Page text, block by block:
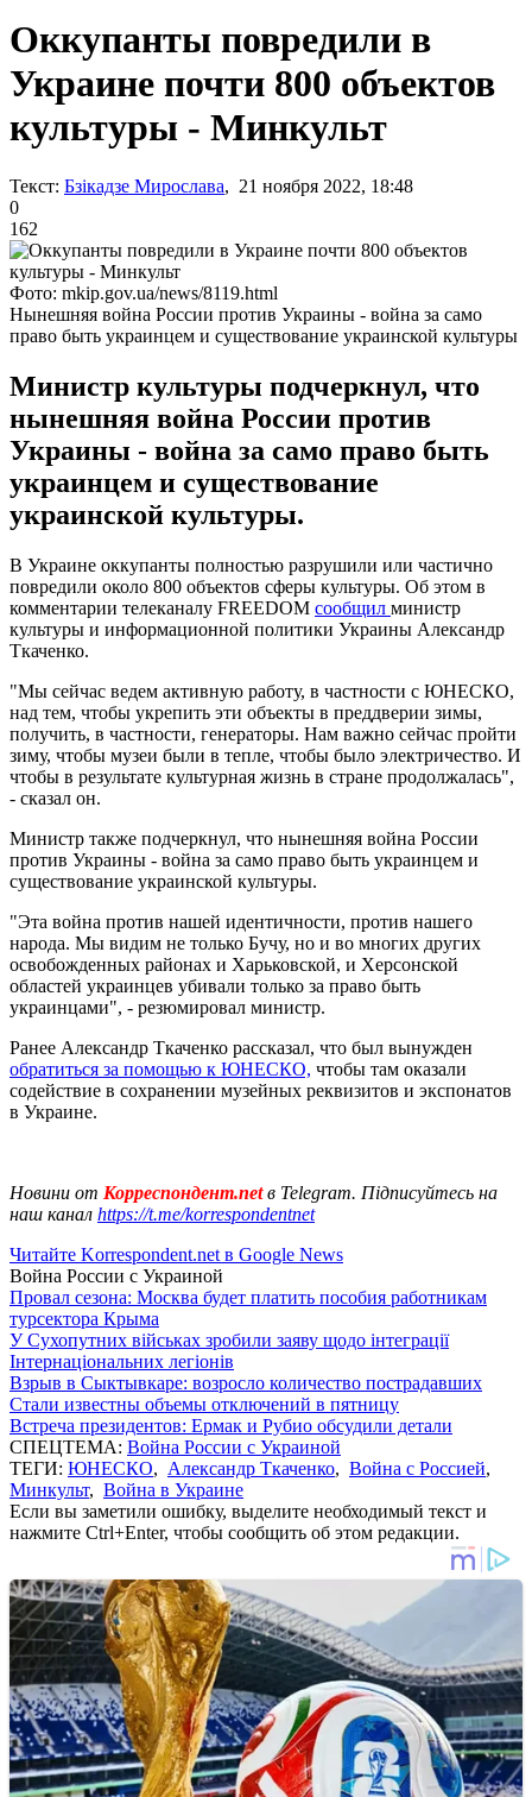
Оккупанты повредили в
Украине почти 800 объектов
культуры - Минкульт
Текст: Бзікадзе Мирослава, 21 ноября 2022, 18:48
0
162
Фото: mkip.gov.ua/news/8119.html
Нынешняя война России против Украины - война за само
право быть украинцем и существование украинской культуры
Министр культуры подчеркнул, что
нынешняя война России против
Украины - война за само право быть
украинцем и существование
украинской культуры.
В Украине оккупанты полностью разрушили или частично
повредили около 800 объектов сферы культуры. Об этом в
комментарии телеканалу FREEDOM сообщил министр
культуры и информационной политики Украины Александр
Ткаченко.
"Мы сейчас ведем активную работу, в частности с ЮНЕСКО,
над тем, чтобы укрепить эти объекты в преддверии зимы,
получить, в частности, генераторы. Нам важно сейчас пройти
зиму, чтобы музеи были в тепле, чтобы было электричество. И
чтобы в результате культурная жизнь в стране продолжалась",
- сказал он.
Министр также подчеркнул, что нынешняя война России
против Украины - война за само право быть украинцем и
существование украинской культуры.
"Эта война против нашей идентичности, против нашего
народа. Мы видим не только Бучу, но и во многих других
освобожденных районах и Харьковской, и Херсонской
областей украинцев убивали только за право быть
украинцами", - резюмировал министр.
Ранее Александр Ткаченко рассказал, что был вынужден
обратиться за помощью к ЮНЕСКО, чтобы там оказали
содействие в сохранении музейных реквизитов и экспонатов
в Украине.
Новини от Корреспондент.netв Telegram. Підписуйтесь на
наш канал https://t.me/korrespondentnet
Читайте Korrespondent.net в Google News
Война России с Украиной
Провал сезона: Москва будет платить пособия работникам
турсектора Крыма
У Сухопутних військах зробили заяву щодо інтеграції
Інтернаціональних легіонів
Взрыв в Сыктывкаре: возросло количество пострадавших
Стали известны объемы отключений в пятницу
Встреча президентов: Ермак и Рубио обсудили детали
СПЕЦТЕМА: Война России с Украиной
ТЕГИ: ЮНЕСКО, Александр Ткаченко, Война с Россией,
Минкульт, Война в Украине
Если вы заметили ошибку, выделите необходимый текст и
нажмите Ctrl+Enter, чтобы сообщить об этом редакции.